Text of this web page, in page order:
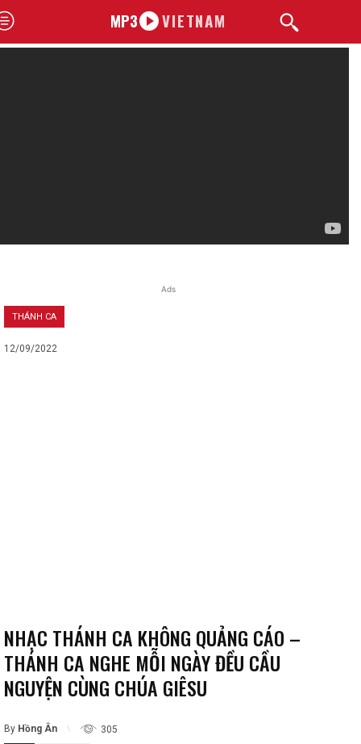
MP3 VIETNAM
Ads
THÁNH CA
12/09/2022
NHẠC THÁNH CA KHÔNG QUẢNG CÁO –
THÁNH CA NGHE MỖI NGÀY ĐỀU CẦU
NGUYỆN CÙNG CHÚA GIÊSU
By Hồng Ân 305